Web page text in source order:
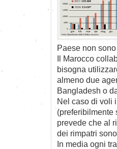
Paese non
Il Marocco
bisogna
almeno due
Bangladesh o
Nel caso di voli
(preferibilmente
prevede che al
dei rimpatri
In media ogni